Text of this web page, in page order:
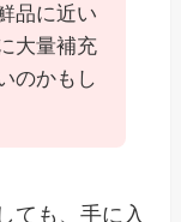
品に近い
大量補充
のかもし
ても、手に入